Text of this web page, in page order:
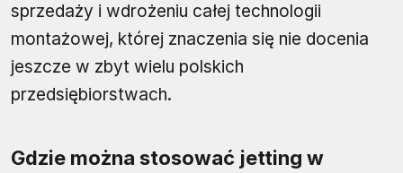
sprzedaży i wdrożeniu całej technologii
montażowej, której znaczenia się nie docenia
jeszcze w zbyt wielu polskich
przedsiębiorstwach.
Gdzie można stosować jetting w